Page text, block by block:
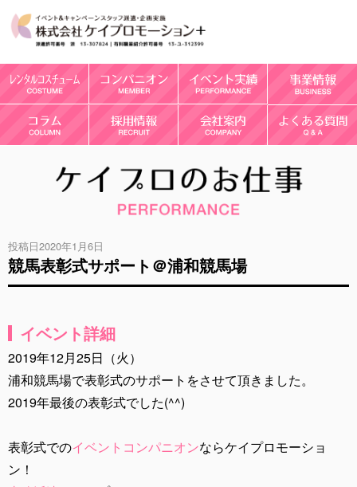
投稿日2020年1月6日
競馬表彰式サポート＠浦和競馬場
イベント詳細
2019年12月25日（火）
浦和競馬場で表彰式のサポートをさせて頂きました。
2019年最後の表彰式でした(^^)
表彰式でのイベントコンパニオンならケイプロモーショ
ン！